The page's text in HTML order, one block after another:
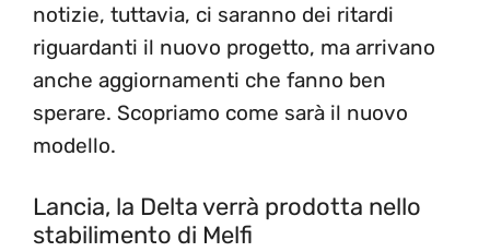
notizie, tuttavia, ci saranno dei ritardi
riguardanti il nuovo progetto, ma arrivano
anche aggiornamenti che fanno ben
sperare. Scopriamo come sarà il nuovo
modello.
Lancia, la Delta verrà prodotta nello
stabilimento di Melfi